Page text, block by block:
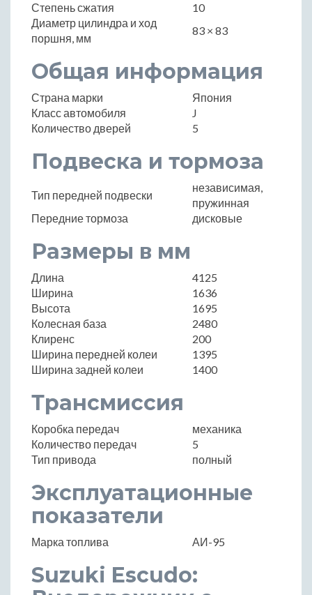
Степень сжатия
10
Диаметр цилиндра и ход
поршня, мм
83 × 83
Общая информация
Страна марки
Япония
Класс автомобиля
J
Количество дверей
5
Подвеска и тормоза
Тип передней подвески
независимая,
пружинная
Передние тормоза
дисковые
Размеры в мм
Длина
4125
Ширина
1636
Высота
1695
Колесная база
2480
Клиренс
200
Ширина передней колеи
1395
Ширина задней колеи
1400
Трансмиссия
Коробка передач
механика
Количество передач
5
Тип привода
полный
Эксплуатационные
показатели
Марка топлива АИ-95
Suzuki Escudo: